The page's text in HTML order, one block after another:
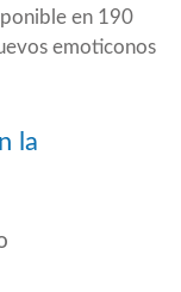
en 190
emoticonos
la